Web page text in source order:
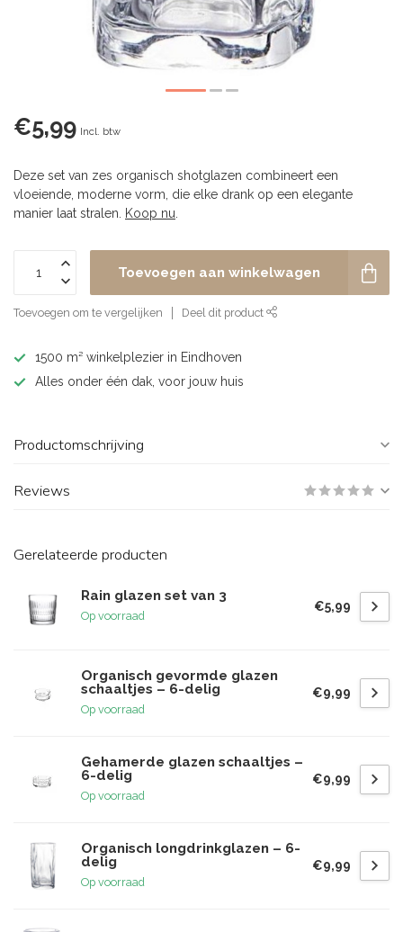
€5,99 Incl. btw
Deze set van zes organisch shotglazen combineert een
vloeiende, moderne vorm, die elke drank op een elegante
manier laat stralen.
Koop nu
Toevoegen aan winkelwagen
Toevoegen om te vergelijken Deel dit product
1500 m² winkelplezier in Eindhoven
Alles onder één dak, voor jouw huis
Productomschrijving
Reviews
Gerelateerde producten
Rain glazen set van 3
Op voorraad
€5,99
Organisch gevormde glazen
schaaltjes – 6-delig
Op voorraad
€9,99
Gehamerde glazen schaaltjes –
6-delig
Op voorraad
€9,99
Organisch longdrinkglazen – 6-
delig
Op voorraad
€9,99